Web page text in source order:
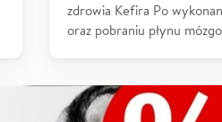
zdrowia Kefira Po
oraz pobraniu płynu